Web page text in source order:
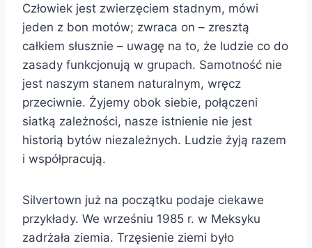
Człowiek jest zwierzęciem stadnym, mówi
jeden z bon motów; zwraca on – zresztą
całkiem słusznie – uwagę na to, że ludzie co do
zasady funkcjonują w grupach. Samotność nie
jest naszym stanem naturalnym, wręcz
przeciwnie. Żyjemy obok siebie, połączeni
siatką zależności, nasze istnienie nie jest
historią bytów niezależnych. Ludzie żyją razem
i współpracują.
Silvertown już na początku podaje ciekawe
przykłady. We wrześniu 1985 r. w Meksyku
zadrżała ziemia. Trzęsienie ziemi było